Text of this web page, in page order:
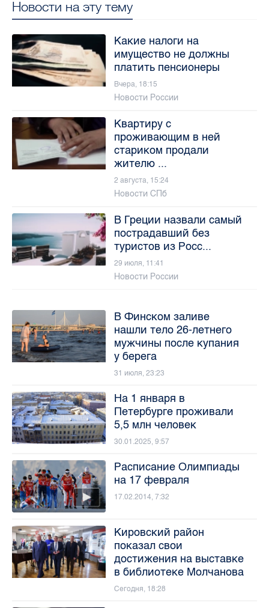
Новости на эту тему
Какие налоги на
имущество не должны
платить пенсионеры
Вчера, 18:15
Новости России
Квартиру с
проживающим в ней
стариком продали
жителю ...
2 августа, 15:24
Новости СПб
В Греции назвали самый
пострадавший без
туристов из Росс...
29 июля, 11:41
Новости России
В Финском заливе
нашли тело 26-летнего
мужчины после купания
у берега
31 июля, 23:23
На 1 января в
Петербурге проживали
5,5 млн человек
30.01.2025, 9:57
Расписание Олимпиады
на 17 февраля
17.02.2014, 7:32
Кировский район
показал свои
достижения на выставке
в библиотеке Молчанова
Сегодня, 18:28